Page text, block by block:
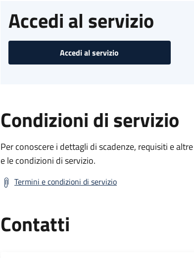
Accedi al servizio
Accedi al servizio
Condizioni di servizio
Per conoscere i dettagli di scadenze, requisiti e
e le condizioni di servizio.
Termini e condizioni di servizio
Contatti